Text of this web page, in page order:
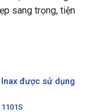
sang trọng, tiện
được sử dụng